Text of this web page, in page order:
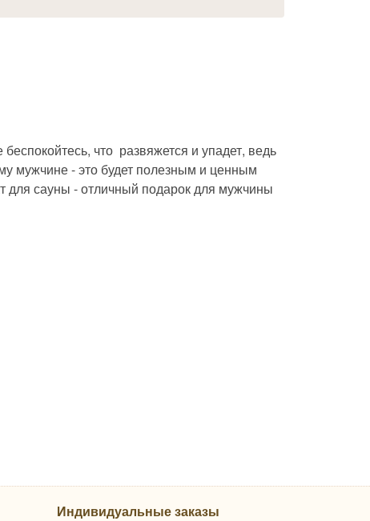
что развяжется и упадет, ведь
мужчине - это будет полезным и ценным
для сауны - отличный подарок для мужчины
Индивидуальные заказы